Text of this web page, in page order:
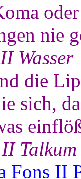
nie
die
sich,
II
Fons II